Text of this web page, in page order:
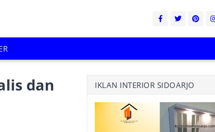
dan
IKLAN INTERIOR SIDOARJO